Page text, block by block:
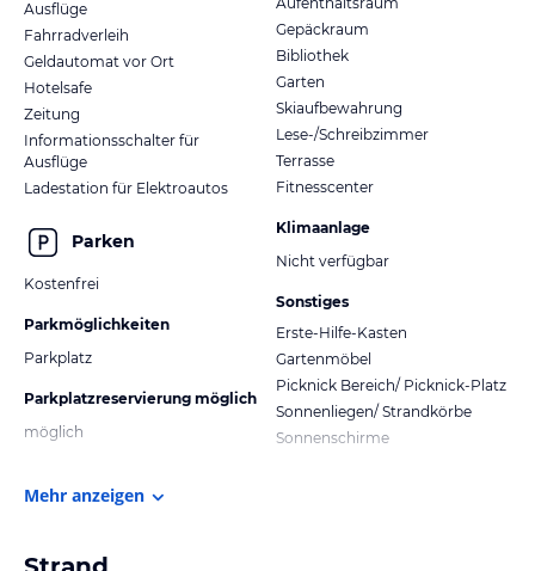
Ausflüge
Fahrradverleih
Geldautomat vor Ort
Hotelsafe
Zeitung
Informationsschalter für
Ausflüge
Ladestation für Elektroautos
Parken
Kostenfrei
Parkmöglichkeiten
Parkplatz
Parkplatzreservierung möglich
möglich
Gepäckraum
Bibliothek
Garten
Skiaufbewahrung
Lese-/Schreibzimmer
Terrasse
Fitnesscenter
Klimaanlage
Nicht verfügbar
Sonstiges
Erste-Hilfe-Kasten
Gartenmöbel
Picknick Bereich/ Picknick-Platz
Sonnenliegen/ Strandkörbe
Sonnenschirme
Mehr anzeigen